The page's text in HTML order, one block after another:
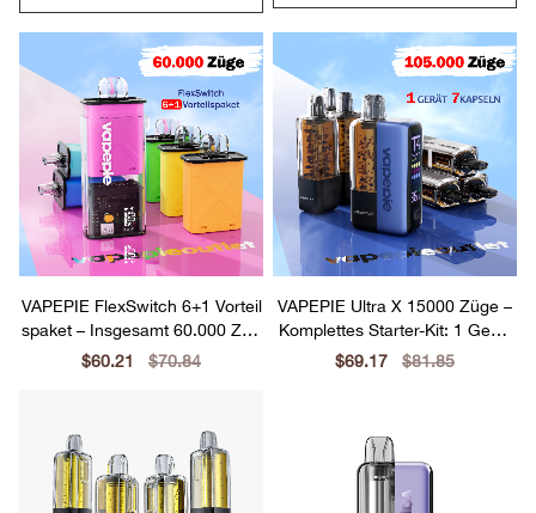
VAPEPIE FlexSwitch 6+1 Vorteil
spaket – Insgesamt 60.000 Züg
Sale
$60.21
Regular
$70.84
VAPEPIE Ultra X 15000 Züge –
Komplettes Starter-Kit: 1 Gerät
+ 7 Pods
Sale
$69.17
Regular
$81.85